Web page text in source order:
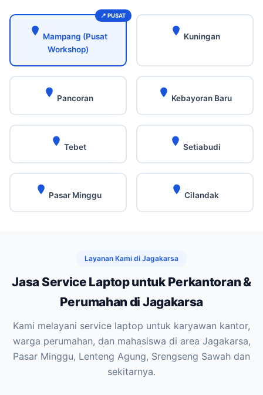
Mampang (Pusat
Workshop)
Kuningan
Pancoran Kebayoran Baru
Tebet Setiabudi
Pasar Minggu Cilandak
Layanan Kami di Jagakarsa
Jasa Service Laptop untuk Perkantoran &
Perumahan di Jagakarsa
Kami melayani service laptop untuk karyawan kantor,
warga perumahan, dan mahasiswa di area Jagakarsa,
Pasar Minggu, Lenteng Agung, Srengseng Sawah dan
sekitarnya.